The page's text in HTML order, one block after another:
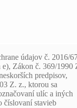
údajov č. 2016/
Zákon č. 369/1990
predpisov,
Z. z., ktorou sa
ulíc a iných
číslovaní stavieb